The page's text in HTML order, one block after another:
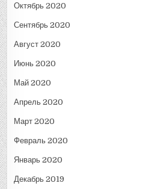
Октябрь 2020
Сентябрь 2020
Август 2020
Июнь 2020
Май 2020
Апрель 2020
Март 2020
Февраль 2020
Январь 2020
Декабрь 2019